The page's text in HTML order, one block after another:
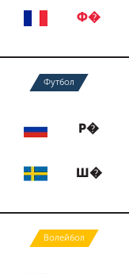
Ф�
Футбол
Р�
Ш�
Волейбол